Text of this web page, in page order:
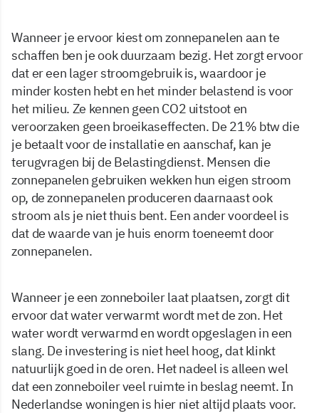
Wanneer je ervoor kiest om zonnepanelen aan te
schaffen ben je ook duurzaam bezig. Het zorgt ervoor
dat er een lager stroomgebruik is, waardoor je
minder kosten hebt en het minder belastend is voor
het milieu. Ze kennen geen CO2 uitstoot en
veroorzaken geen broeikaseffecten. De 21% btw die
je betaalt voor de installatie en aanschaf, kan je
terugvragen bij de Belastingdienst. Mensen die
zonnepanelen gebruiken wekken hun eigen stroom
op, de zonnepanelen produceren daarnaast ook
stroom als je niet thuis bent. Een ander voordeel is
dat de waarde van je huis enorm toeneemt door
zonnepanelen.
Wanneer je een zonneboiler laat plaatsen, zorgt dit
ervoor dat water verwarmt wordt met de zon. Het
water wordt verwarmd en wordt opgeslagen in een
slang. De investering is niet heel hoog, dat klinkt
natuurlijk goed in de oren. Het nadeel is alleen wel
dat een zonneboiler veel ruimte in beslag neemt. In
Nederlandse woningen is hier niet altijd plaats voor.